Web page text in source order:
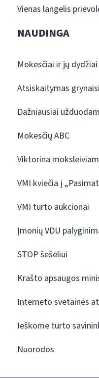
Vienas langelis
NAUDINGA
Mokesčiai ir jų dydžiai
Atsiskaitymas
Dažniausiai
Mokesčių ABC
Viktorina
VMI kviečia į
VMI turto aukcionai
Įmonių VDU
STOP šešėliui
Krašto apsaugos
Interneto svetainės
Ieškome turto
Nuorodos